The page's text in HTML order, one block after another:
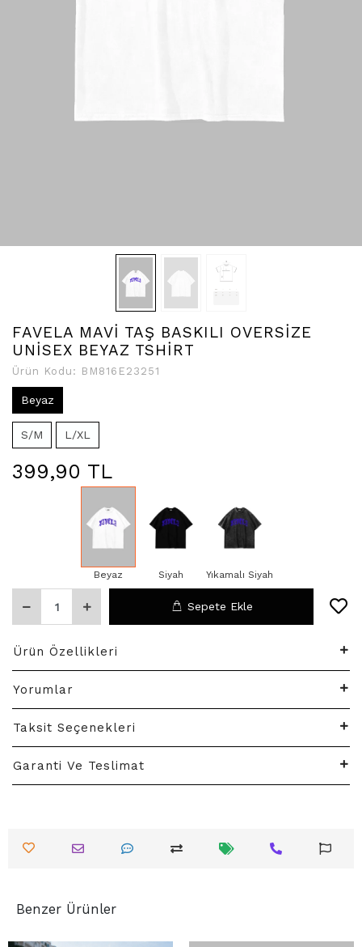
FAVELA MAVİ TAŞ BASKILI OVERSİZE
UNİSEX BEYAZ TSHİRT
Ürün Kodu: BM816E23251
Beyaz
S/M L/XL
399,90 TL
Beyaz Siyah Yıkamalı Siyah
Sepete Ekle
Ürün Özellikleri
Yorumlar
Taksit Seçenekleri
Garanti Ve Teslimat
Benzer Ürünler